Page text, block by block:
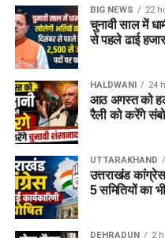
BIG NEWS 22
चुनावी साल में
से पहले ढाई हजार
HALDWANI 24
आठ अगस्त को
रैली को करेंगे
UTTARAKHAND
उत्तराखंड
5 समितियों का
DEHRADUN 2